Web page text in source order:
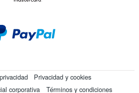
Privacidad y cookies
corporativa
Términos y condiciones